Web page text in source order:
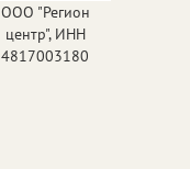
ООО "Регион
центр", ИНН
4817003180